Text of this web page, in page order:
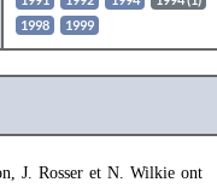
1998
1999
J. Rosser et N. Wilkie ont